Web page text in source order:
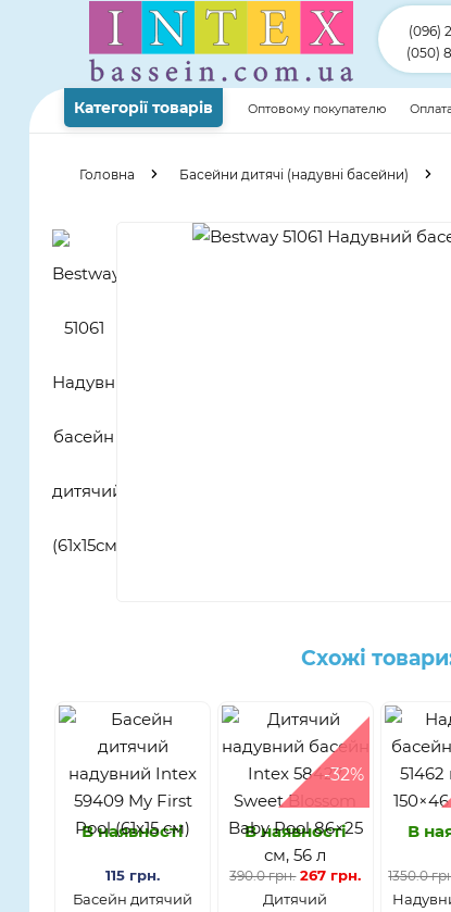
(096)
(050)
Категорії товарів Оптовому покупателю
Головна Басейни дитячі (надувні басейни)
Схожі
В наявності
115 грн.
Басейн дитячий
-32%
В наявності
390.0 грн. 267 грн.
Дитячий
В
1350.0